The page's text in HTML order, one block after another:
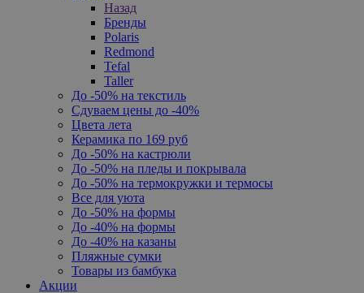
Назад
Бренды
Polaris
Redmond
Tefal
Taller
До -50% на текстиль
Сдуваем цены до -40%
Цвета лета
Керамика по 169 руб
До -50% на кастрюли
До -50% на пледы и покрывала
До -50% на термокружки и термосы
Все для уюта
До -50% на формы
До -40% на формы
До -40% на казаны
Пляжные сумки
Товары из бамбука
Акции